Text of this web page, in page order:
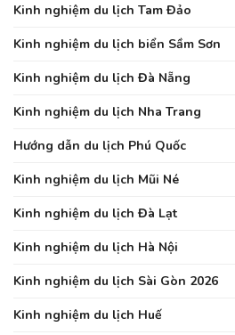
Kinh nghiệm du lịch Tam Đảo
Kinh nghiệm du lịch biển Sầm Sơn
Kinh nghiệm du lịch Đà Nẵng
Kinh nghiệm du lịch Nha Trang
Hướng dẫn du lịch Phú Quốc
Kinh nghiệm du lịch Mũi Né
Kinh nghiệm du lịch Đà Lạt
Kinh nghiệm du lịch Hà Nội
Kinh nghiệm du lịch Sài Gòn 2026
Kinh nghiệm du lịch Huế